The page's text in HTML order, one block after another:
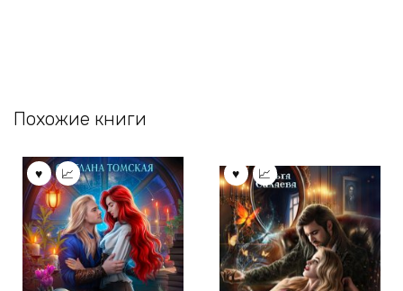
Похожие книги